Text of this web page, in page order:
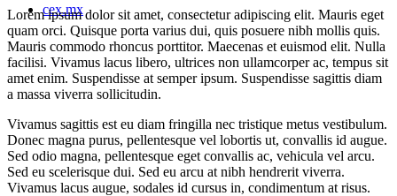
cex.mx
Lorem ipsum dolor sit amet, consectetur adipiscing elit. Mauris eget
quam orci. Quisque porta varius dui, quis posuere nibh mollis quis.
Mauris commodo rhoncus porttitor. Maecenas et euismod elit. Nulla
facilisi. Vivamus lacus libero, ultrices non ullamcorper ac, tempus sit
amet enim. Suspendisse at semper ipsum. Suspendisse sagittis diam
a massa viverra sollicitudin.
Vivamus sagittis est eu diam fringilla nec tristique metus vestibulum.
Donec magna purus, pellentesque vel lobortis ut, convallis id augue.
Sed odio magna, pellentesque eget convallis ac, vehicula vel arcu.
Sed eu scelerisque dui. Sed eu arcu at nibh hendrerit viverra.
Vivamus lacus augue, sodales id cursus in, condimentum at risus.